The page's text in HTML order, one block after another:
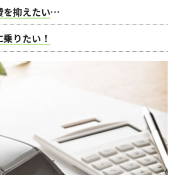
を抑えたい…
りたい！